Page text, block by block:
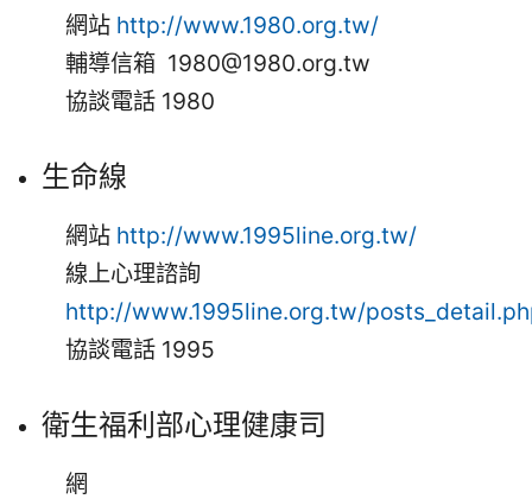
網站 http://www.1980.org.tw/
輔導信箱 1980@1980.org.tw
協談電話 1980
生命線
網站 http://www.1995line.org.tw/
線上心理諮詢
http://www.1995line.org.tw/
協談電話 1995
衛生福利部心理健康司
網